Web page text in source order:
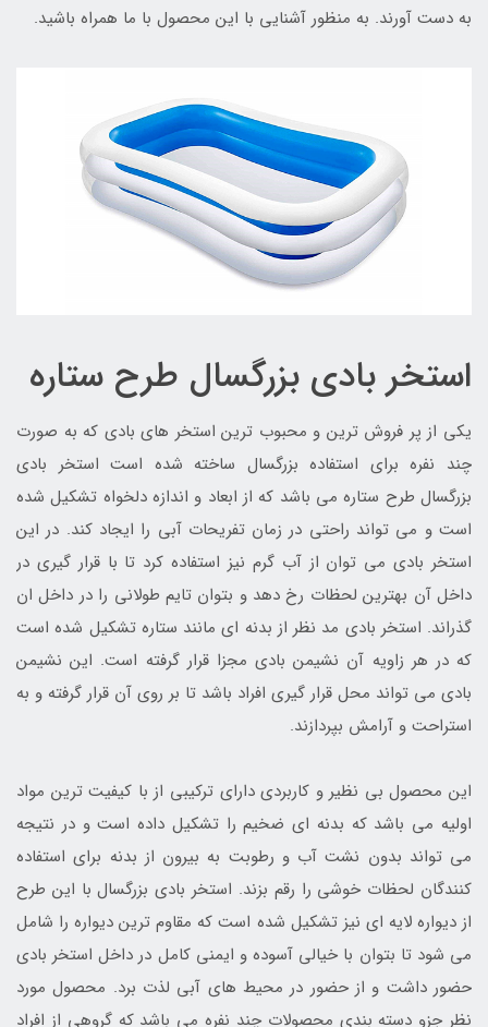
به دست آورند. به منظور آشنایی با این محصول با ما همراه باشید.
استخر بادی بزرگسال طرح ستاره
یکی از پر فروش ترین و محبوب ترین استخر های بادی که به صورت
چند نفره برای استفاده بزرگسال ساخته شده است استخر بادی
بزرگسال طرح ستاره می باشد که از ابعاد و اندازه دلخواه تشکیل شده
است و می تواند راحتی در زمان تفریحات آبی را ایجاد کند. در این
استخر بادی می توان از آب گرم نیز استفاده کرد تا با قرار گیری در
داخل آن بهترین لحظات رخ دهد و بتوان تایم طولانی را در داخل ان
گذراند. استخر بادی مد نظر از بدنه ای مانند ستاره تشکیل شده است
که در هر زاویه آن نشیمن بادی مجزا قرار گرفته است. این نشیمن
بادی می تواند محل قرار گیری افراد باشد تا بر روی آن قرار گرفته و به
استراحت و آرامش بپردازند.
این محصول بی نظیر و کاربردی دارای ترکیبی از با کیفیت ترین مواد
اولیه می باشد که بدنه ای ضخیم را تشکیل داده است و در نتیجه
می تواند بدون نشت آب و رطوبت به بیرون از بدنه برای استفاده
کنندگان لحظات خوشی را رقم بزند. استخر بادی بزرگسال با این طرح
از دیواره لایه ای نیز تشکیل شده است که مقاوم ترین دیواره را شامل
می شود تا بتوان با خیالی آسوده و ایمنی کامل در داخل استخر بادی
حضور داشت و از حضور در محیط های آبی لذت برد. محصول مورد
نظر جزو دسته بندی محصولات چند نفره می باشد که گروهی از افراد